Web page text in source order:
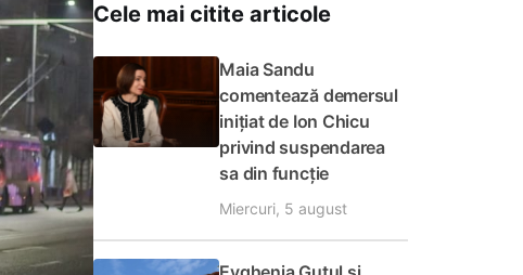
Cele mai citite articole
Maia Sandu
comentează demersul
inițiat de Ion Chicu
privind suspendarea
sa din funcție
Miercuri, 5 august